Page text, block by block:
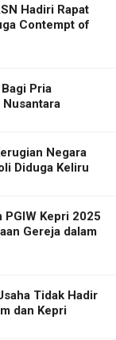
Hadiri Rapat
Contempt of
Pria
Negara
Diduga Keliru
PGIW Kepri 2025
Gereja dalam
Tidak Hadir
dan Kepri